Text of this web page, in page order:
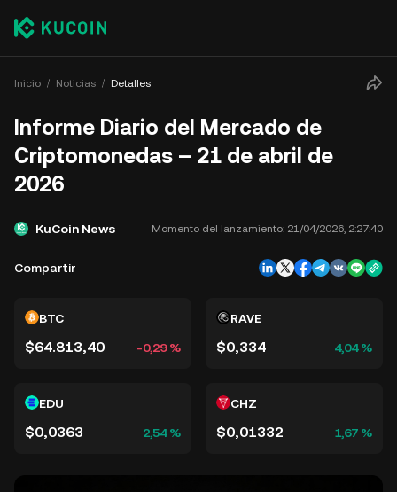
Inicio Noticias Detalles
Informe Diario del Mercado de
Criptomonedas – 21 de abril de
2026
KuCoin News Momento del lanzamiento: 21/04/2026, 2:27:40
Compartir
BTC
$64.813,40 -0,29 %
RAVE
$0,334 4,04 %
EDU
$0,0363 2,54 %
CHZ
$0,01332 1,67 %